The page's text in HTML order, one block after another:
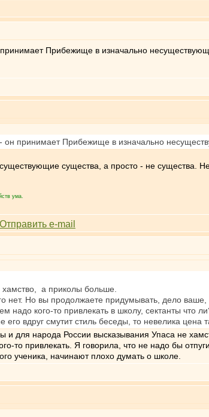
Прибежище в изначально
принимает Прибежище в изначально
существа, а просто - не существа.
ума.
а приколы больше.
нет. Но вы продолжаете придумывать, дело
надо кого-то привлекать в школу, сектанты что
вдруг смутит стиль беседы, то невелика цена
для народа России высказывания Упаса не
то привлекать. Я говорила, что не надо бы
ученика, начинают плохо думать о школе.